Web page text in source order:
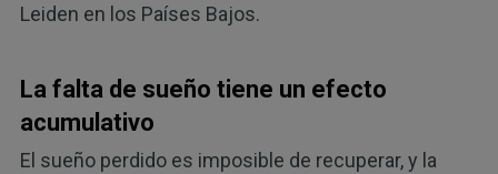
Leiden en los Países Bajos.
La falta de sueño tiene un efecto
acumulativo
El sueño perdido es imposible de recuperar, y la